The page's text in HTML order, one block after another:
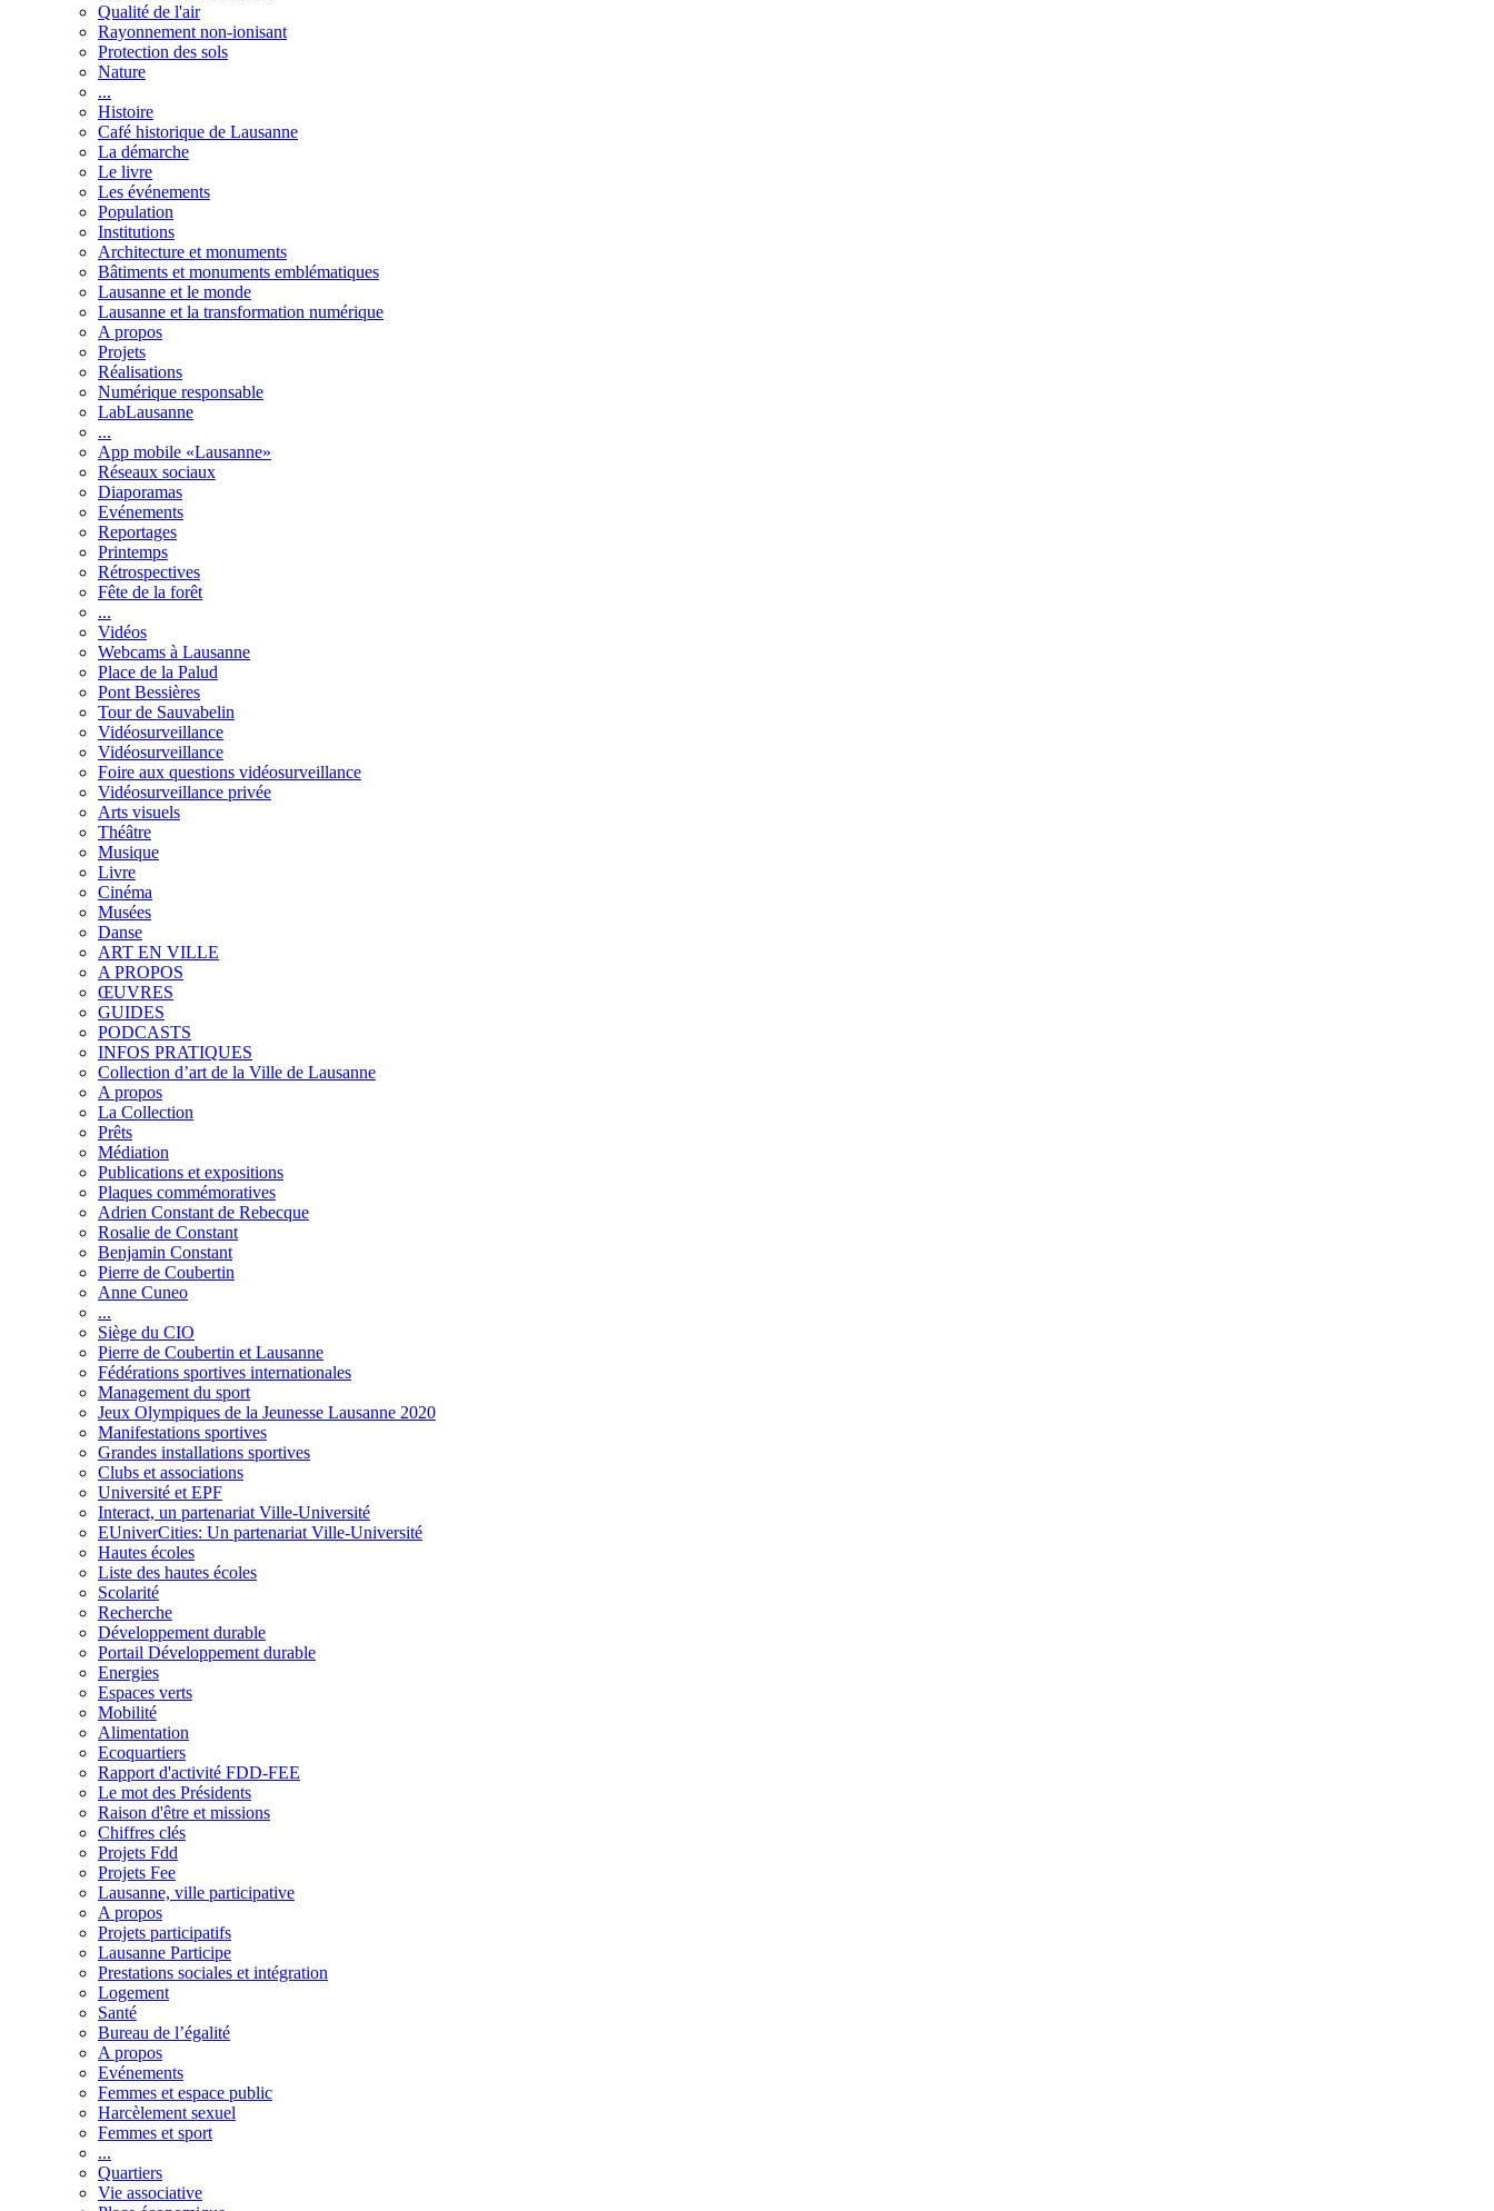
Qualité de l'air
Rayonnement non-ionisant
Protection des sols
Nature
...
Histoire
Café historique de Lausanne
La démarche
Le livre
Les événements
Population
Institutions
Architecture et monuments
Bâtiments et monuments emblématiques
Lausanne et le monde
Lausanne et la transformation numérique
A propos
Projets
Réalisations
Numérique responsable
LabLausanne
...
App mobile «Lausanne»
Réseaux sociaux
Diaporamas
Evénements
Reportages
Printemps
Rétrospectives
Fête de la forêt
...
Vidéos
Webcams à Lausanne
Place de la Palud
Pont Bessières
Tour de Sauvabelin
Vidéosurveillance
Vidéosurveillance
Foire aux questions vidéosurveillance
Vidéosurveillance privée
Arts visuels
Théâtre
Musique
Livre
Cinéma
Musées
Danse
ART EN VILLE
A PROPOS
ŒUVRES
GUIDES
PODCASTS
INFOS PRATIQUES
Collection d’art de la Ville de Lausanne
A propos
La Collection
Prêts
Médiation
Publications et expositions
Plaques commémoratives
Adrien Constant de Rebecque
Rosalie de Constant
Benjamin Constant
Pierre de Coubertin
Anne Cuneo
...
Siège du CIO
Pierre de Coubertin et Lausanne
Fédérations sportives internationales
Management du sport
Jeux Olympiques de la Jeunesse Lausanne 2020
Manifestations sportives
Grandes installations sportives
Clubs et associations
Université et EPF
Interact, un partenariat Ville-Université
EUniverCities: Un partenariat Ville-Université
Hautes écoles
Liste des hautes écoles
Scolarité
Recherche
Développement durable
Portail Développement durable
Energies
Espaces verts
Mobilité
Alimentation
Ecoquartiers
Rapport d'activité FDD-FEE
Le mot des Présidents
Raison d'être et missions
Chiffres clés
Projets Fdd
Projets Fee
Lausanne, ville participative
A propos
Projets participatifs
Lausanne Participe
Prestations sociales et intégration
Logement
Santé
Bureau de l’égalité
A propos
Evénements
Femmes et espace public
Harcèlement sexuel
Femmes et sport
...
Quartiers
Vie associative